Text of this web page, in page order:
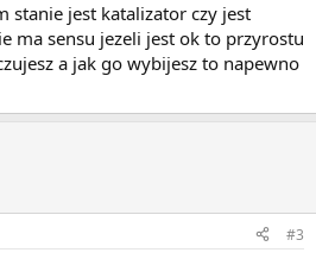
stanie jest katalizator czy jest
ma sensu jezeli jest ok to przyrostu
a jak go wybijesz to napewno
#3